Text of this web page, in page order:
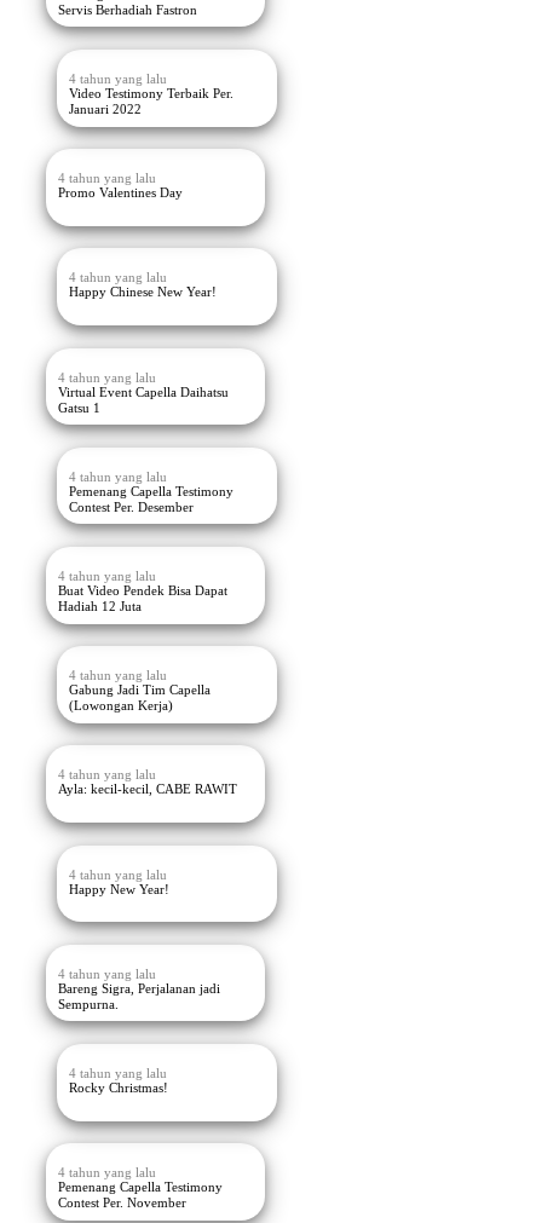
Servis Berhadiah Fastron
4 tahun yang lalu
Video Testimony Terbaik Per.
Januari 2022
4 tahun yang lalu
Promo Valentines Day
4 tahun yang lalu
Happy Chinese New Year!
4 tahun yang lalu
Virtual Event Capella Daihatsu
Gatsu 1
4 tahun yang lalu
Pemenang Capella Testimony
Contest Per. Desember
4 tahun yang lalu
Buat Video Pendek Bisa Dapat
Hadiah 12 Juta
4 tahun yang lalu
Gabung Jadi Tim Capella
(Lowongan Kerja)
4 tahun yang lalu
Ayla: kecil-kecil, CABE RAWIT
4 tahun yang lalu
Happy New Year!
4 tahun yang lalu
Bareng Sigra, Perjalanan jadi
Sempurna.
4 tahun yang lalu
Rocky Christmas!
4 tahun yang lalu
Pemenang Capella Testimony
Contest Per. November